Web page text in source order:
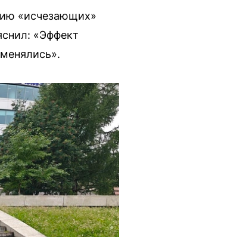
«исчезающих»
«Эффект